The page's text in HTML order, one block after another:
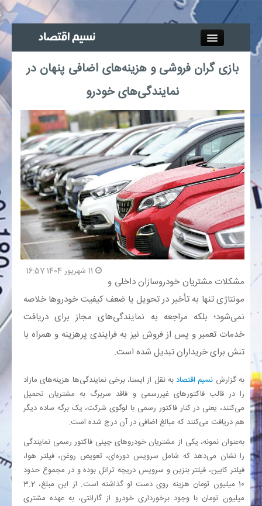
جذب خبرنگار
آگهی استخدام
پیوند‌ها
چند رسانه‌ای
اجتماعی
صنعت معدن و تجارت
بیمه و بورس
بانک
اقتصاد
خانه
بازی گران فروشی و هزینه‌های اضافی پنهان در
نمایندگی‌های خودرو
مشکلات مشتریان خودروسازان داخلی و
مونتاژی تنها به تأخیر در تحویل یا ضعف کیفیت خودروها خلاصه
نمی‌شود؛ بلکه مراجعه به نمایندگی‌های مجاز برای دریافت
خدمات تعمیر و پس از فروش نیز به فرایندی پرهزینه و همراه با
تنش برای خریداران تبدیل شده است.
به گزارش نسیم اقتصادبه نقل از ایسنا، برخی نمایندگی‌ها هزینه‌های مازاد
را در قالب فاکتورهای غیررسمی و فاقد سربرگ به مشتریان تحمیل
می‌کنند، یعنی در کنار فاکتور رسمی با لوگوی شرکت، یک برگه ساده دیگر
هم دریافت می‌کنند که مبالغ اضافی در آن درج شده است.
به‌عنوان نمونه، یکی از مشتریان خودروهای چینی فاکتور رسمی نمایندگی
را نشان می‌دهد که شامل سرویس دوره‌ای، تعویض روغن، فیلتر هوا،
فیلتر کابین، فیلتر بنزین و سرویس دریچه تراتل بوده و در مجموع حدود
10 میلیون تومان هزینه روی دست او گذاشته است. از این مبلغ، 3.2
میلیون تومان با وجود برخورداری خودرو از گارانتی، به عهده مشتری